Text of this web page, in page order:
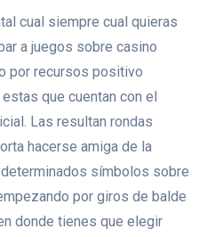
cual siempre cual quieras
a juegos sobre casino
por recursos positivo
que cuentan con el
Las resultan rondas
hacerse amiga de la
símbolos sobre
por giros de balde
donde tienes que elegir